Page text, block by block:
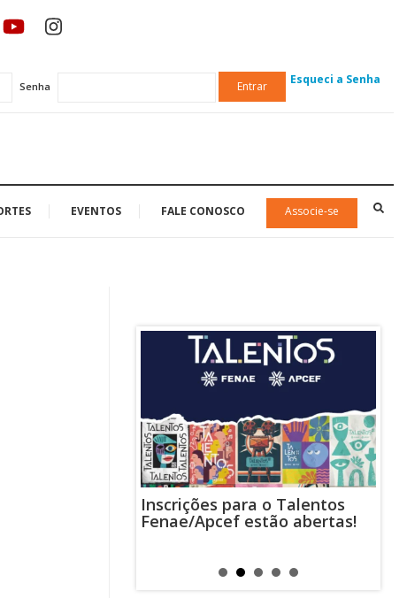
Senha Entrar Esqueci a Senha
EVENTOS FALE CONOSCO Associe-se
usam Inscrições para o Talentos
Fenae/Apcef estão abertas!